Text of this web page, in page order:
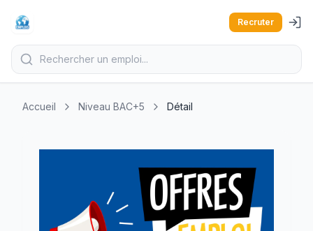
Recruter
Accueil Niveau BAC+5 Détail